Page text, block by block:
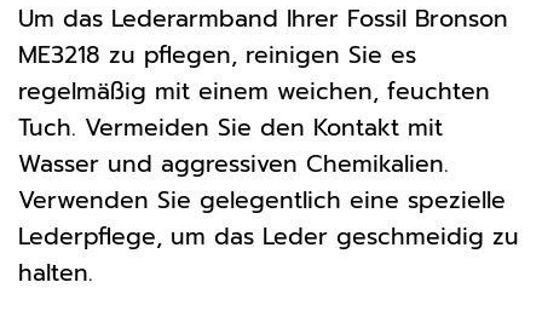
Um das Lederarmband Ihrer Fossil Bronson
ME3218 zu pflegen, reinigen Sie es
regelmäßig mit einem weichen, feuchten
Tuch. Vermeiden Sie den Kontakt mit
Wasser und aggressiven Chemikalien.
Verwenden Sie gelegentlich eine spezielle
Lederpflege, um das Leder geschmeidig zu
halten.